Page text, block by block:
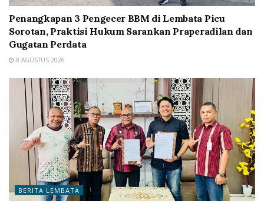
Penangkapan 3 Pengecer BBM di Lembata Picu
Sorotan, Praktisi Hukum Sarankan Praperadilan dan
Gugatan Perdata
8 AGUSTUS 2026
BERITA LEMBATA